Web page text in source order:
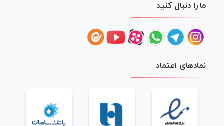
ما را دنبال کنید
نمادهای اعتماد